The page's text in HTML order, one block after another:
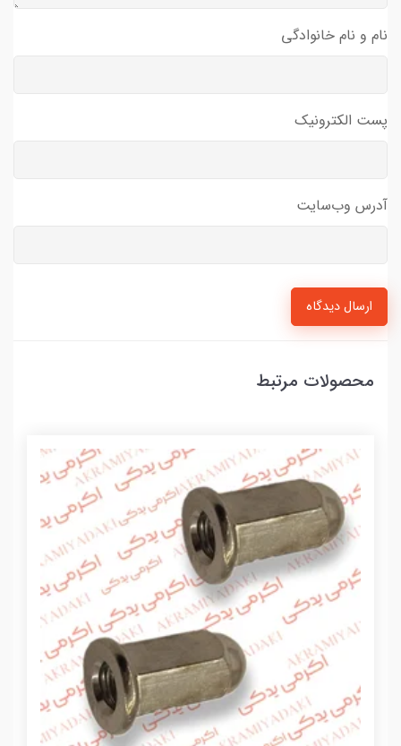
نام و نام خانوادگی
پست الکترونیک
آدرس وب‌سایت
ارسال دیدگاه
محصولات مرتبط